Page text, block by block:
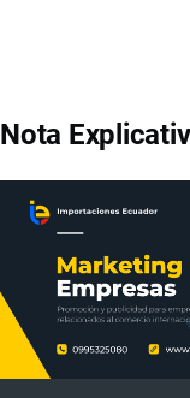
Nota